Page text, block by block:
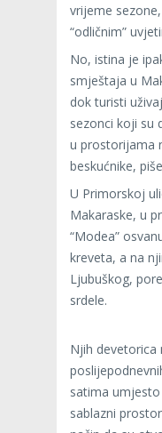
vrijeme
“odličnim”
No, istina je
smještaja u
dok turisti
sezonci koji su
u prostorijama
beskućnike, piše
U Primorskoj
Makaraske, u
“Modea”
kreveta, a na
Ljubuškog,
srdele.
Njih devetorica
satima
sablazni